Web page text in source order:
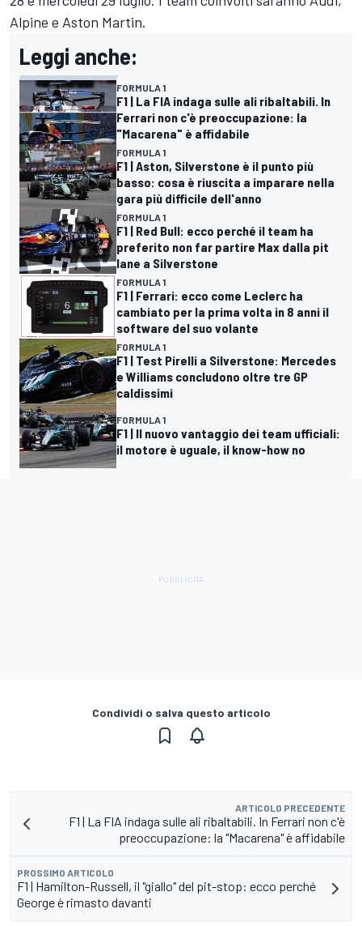
Alpine e Aston Martin.
Leggi anche:
FORMULA 1
F1 | La FIA indaga sulle ali ribaltabili. In
Ferrari non c'è preoccupazione: la
"Macarena" è affidabile
FORMULA 1
F1 | Aston, Silverstone è il punto più
basso: cosa è riuscita a imparare nella
gara più difficile dell'anno
FORMULA 1
F1 | Red Bull: ecco perché il team ha
preferito non far partire Max dalla pit
lane a Silverstone
FORMULA 1
F1 | Ferrari: ecco come Leclerc ha
cambiato per la prima volta in 8 anni il
software del suo volante
FORMULA 1
F1 | Test Pirelli a Silverstone: Mercedes
e Williams concludono oltre tre GP
caldissimi
FORMULA 1
F1 | Il nuovo vantaggio dei team ufficiali:
il motore è uguale, il know-how no
Condividi o salva questo articolo
ARTICOLO PRECEDENTE
F1 | La FIA indaga sulle ali ribaltabili. In Ferrari non c'è
preoccupazione: la "Macarena" è affidabile
PROSSIMO ARTICOLO
F1 | Hamilton-Russell, il "giallo" del pit-stop: ecco perché
George è rimasto davanti